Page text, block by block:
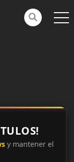
y mantener el